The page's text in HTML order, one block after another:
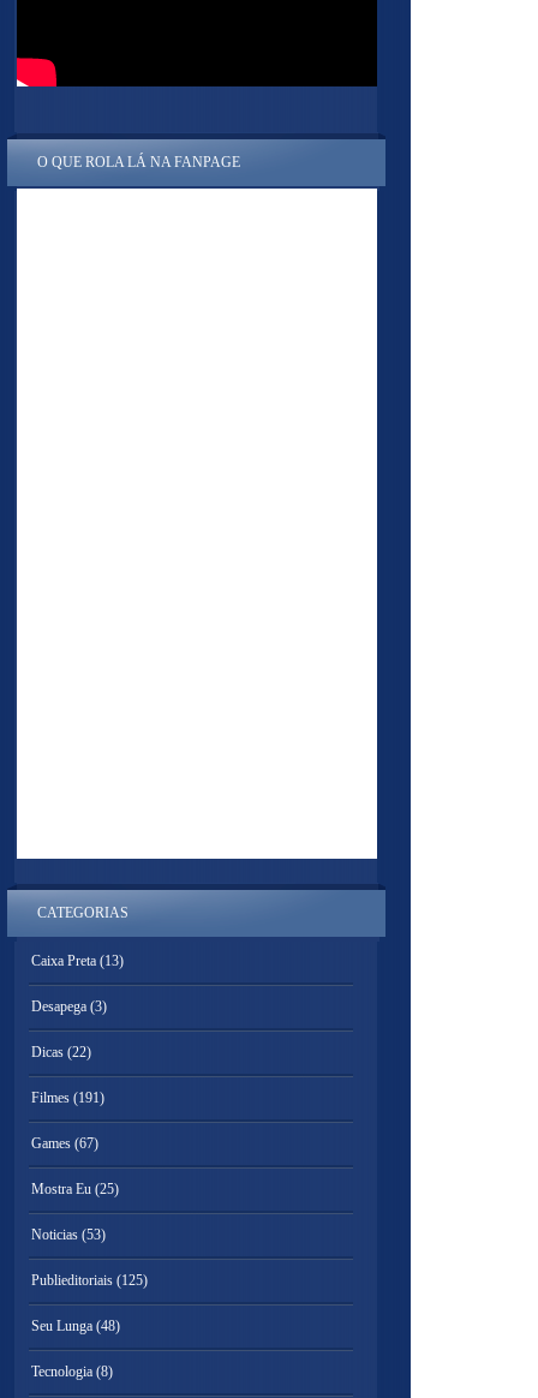
O QUE ROLA LÁ NA FANPAGE
CATEGORIAS
Caixa Preta (13)
Desapega (3)
Dicas (22)
Filmes (191)
Games (67)
Mostra Eu (25)
Noticias (53)
Publieditoriais (125)
Seu Lunga (48)
Tecnologia (8)